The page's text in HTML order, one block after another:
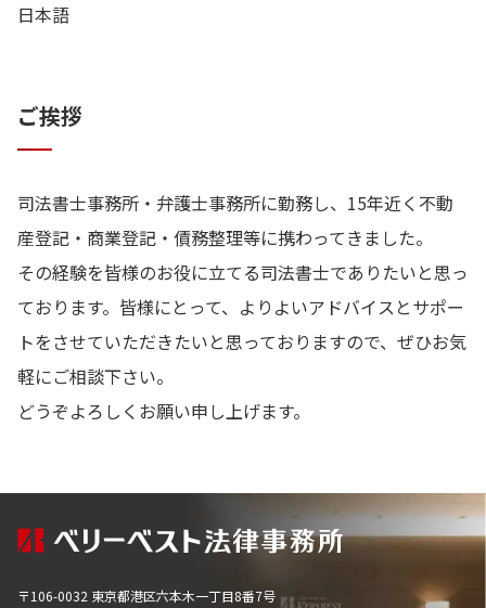
日本語
ご挨拶
司法書士事務所・弁護士事務所に勤務し、15年近く不動
産登記・商業登記・債務整理等に携わってきました。
その経験を皆様のお役に立てる司法書士でありたいと思っ
ております。皆様にとって、よりよいアドバイスとサポー
トをさせていただきたいと思っておりますので、ぜひお気
軽にご相談下さい。
どうぞよろしくお願い申し上げます。
〒106-0032 東京都港区六本木一丁目8番7号